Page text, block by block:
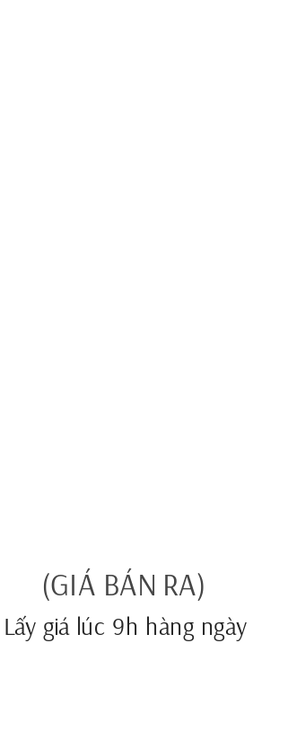
(GIÁ BÁN RA)
Lấy giá lúc 9h hàng ngày